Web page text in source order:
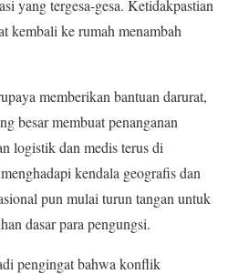
yang tergesa-gesa. Ketidakpastian
kembali ke rumah menambah
memberikan bantuan darurat,
besar membuat penanganan
logistik dan medis terus di
kendala geografis dan
pun mulai turun tangan untuk
dasar para pengungsi.
pengingat bahwa konflik